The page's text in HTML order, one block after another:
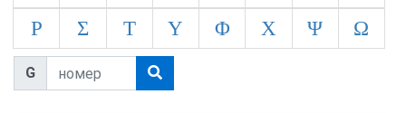
Ρ
Σ Τ Υ Φ Χ Ψ Ω
G